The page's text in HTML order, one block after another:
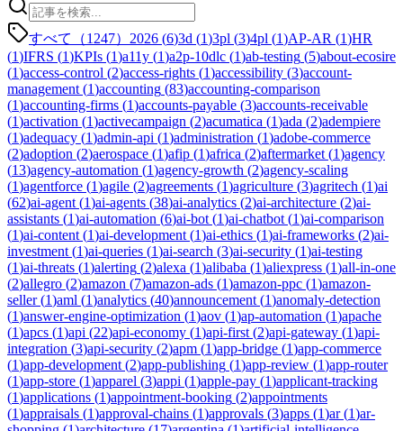
すべて（1247） 2026 (6)3d (1)3pl (3)4pl (1)AP-AR (1)HR
(1)IFRS (1)KPIs (1)a11y (1)a2p-10dlc (1)ab-testing (5)about-ecosire
(1)access-control (2)access-rights (1)accessibility (3)account-
management (1)accounting (83)accounting-comparison
(1)accounting-firms (1)accounts-payable (3)accounts-receivable
(1)activation (1)activecampaign (2)acumatica (1)ada (2)adempiere
(1)adequacy (1)admin-api (1)administration (1)adobe-commerce
(2)adoption (2)aerospace (1)afip (1)africa (2)aftermarket (1)agency
(13)agency-automation (1)agency-growth (2)agency-scaling
(1)agentforce (1)agile (2)agreements (1)agriculture (3)agritech (1)ai
(62)ai-agent (1)ai-agents (38)ai-analytics (2)ai-architecture (2)ai-
assistants (1)ai-automation (6)ai-bot (1)ai-chatbot (1)ai-comparison
(1)ai-content (1)ai-development (1)ai-ethics (1)ai-frameworks (2)ai-
investment (1)ai-queries (1)ai-search (3)ai-security (1)ai-testing
(1)ai-threats (1)alerting (2)alexa (1)alibaba (1)aliexpress (1)all-in-one
(2)allegro (2)amazon (7)amazon-ads (1)amazon-ppc (1)amazon-
seller(1)aml (1)analytics (40)announcement (1)anomaly-detection
(1)answer-engine-optimization (1)aov (1)ap-automation (1)apache
(1)apcs (1)api (22)api-economy (1)api-first (2)api-gateway (1)api-
integration (3)api-security (2)apm (1)app-bridge (1)app-commerce
(1)app-development (2)app-publishing (1)app-review (1)app-router
(1)app-store (1)apparel (3)appi (1)apple-pay (1)applicant-tracking
(1)applications (1)appointment-booking (2)appointments
(1)appraisals (1)approval-chains (1)approvals (3)apps (1)ar(1)ar-